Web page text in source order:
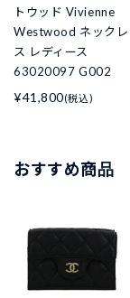
トウッド Vivienne
Westwood ネックレ
ス レディース
63020097 G002
¥41,800(税込)
おすすめ商品